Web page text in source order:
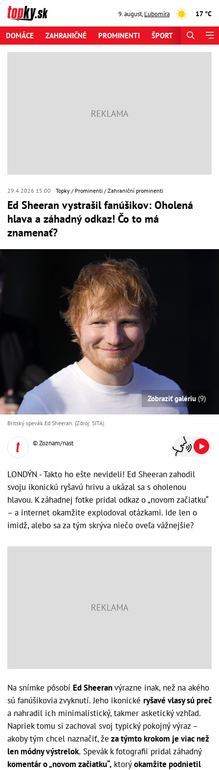
9. august,Ľubomíra 17 °C
DOMÁCE ZAHRANIČNÉ PROMINENTI ŠPORT
29.4.2026 15:00 Topky Prominenti Zahraniční prominenti
Ed Sheeran vystrašil fanúšikov: Oholená
hlava a záhadný odkaz! Čo to má
znamenať?
Zobraziť galériu (9)
Britský spevák Ed Sheeran. (Zdroj: SITA)
© Zoznam/nast
LONDÝN - Takto ho ešte nevideli! Ed Sheeran zahodil
svoju ikonickú ryšavú hrivu a ukázal sa s oholenou
hlavou. K záhadnej fotke pridal odkaz o „novom začiatku“
– a internet okamžite explodoval otázkami. Ide len o
imidž, alebo sa za tým skrýva niečo oveľa vážnejšie?
Na snímke pôsobí Ed Sheeranvýrazne inak, než na akého
sú fanúšikovia zvyknutí. Jeho ikonické ryšavé vlasy sú preč
a nahradil ich minimalistický, takmer asketický vzhľad.
Napriek tomu si zachoval svoj typický pokojný výraz –
akoby tým chcel naznačiť, že za týmto krokom je viac než
len módny výstrelok. Spevák k fotografii pridal záhadný
komentár o „novom začiatku“, ktorýokamžite podnietil